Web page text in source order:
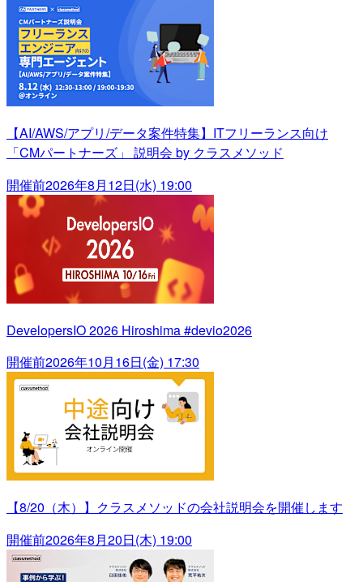
【AI/AWS/アプリ/データ案件特集】ITフリーランス向け
「CMパートナーズ」 説明会 by クラスメソッド
開催前2026年8月12日(水) 19:00
DevelopersIO 2026 Hiroshima #devio2026
開催前2026年10月16日(金) 17:30
【8/20（木）】クラスメソッドの会社説明会を開催します
開催前2026年8月20日(木) 19:00